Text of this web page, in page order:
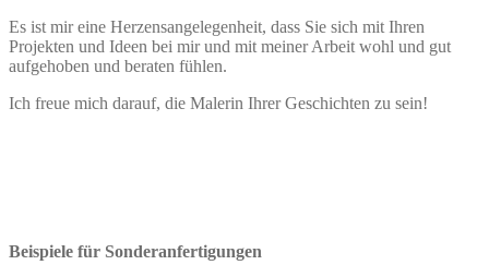
Es ist mir eine Herzensangelegenheit, dass Sie sich mit Ihren
Projekten und Ideen bei mir und mit meiner Arbeit wohl und gut
aufgehoben und beraten fühlen.
Ich freue mich darauf, die Malerin Ihrer Geschichten zu sein!
Beispiele für Sonderanfertigungen